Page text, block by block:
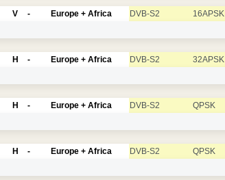
V - Europe + Africa DVB-S2 16APSK
H - Europe + Africa DVB-S2 32APSK
H - Europe + Africa DVB-S2 QPSK
H - Europe + Africa DVB-S2 QPSK